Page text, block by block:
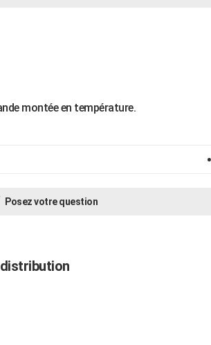
montée en température.
Posez votre question